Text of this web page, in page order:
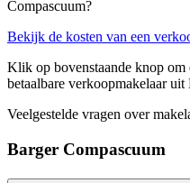
Compascuum?
Bekijk de kosten van een
Klik op bovenstaande knop om
betaalbare verkoopmakelaar
Veelgestelde vragen over
Barger Compascuum